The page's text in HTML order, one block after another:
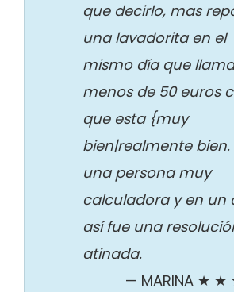
que decirlo, mas
una lavadorita en el
mismo día que
menos de 50 euros
que esta {muy
bien|realmente bien.
una persona muy
calculadora y en un
así fue una
atinada.
MARINA ★